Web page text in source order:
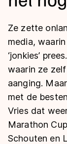
Langebaan
Shorttrack
Inlineskaten
Kunstschaatsen
Schoonrijden
Natuurijs
Uitslagen
Langebaan
Shorttrack
Marathon
Inlineskaten
Kunstschaatsen
Tijden &
Ranglijsten
Persoonlijke
Historie &
De weg
Inschrijven
Algemene
Ze zette
media,
‘jonkies’
waarin ze
aanging.
met de
Vries dat
Marathon
Schouten en